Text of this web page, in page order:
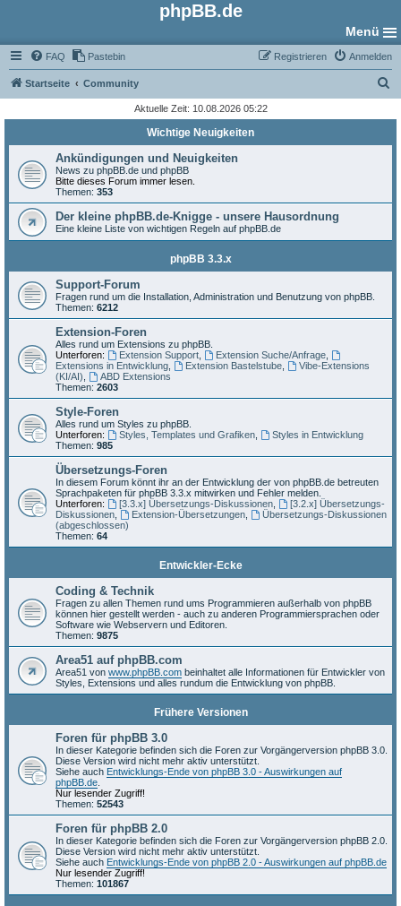
phpBB.de
Menü
FAQ Pastebin Anmelden
Registrieren
Startseite Community
h
Aktuelle Zeit: 10.08.2026 05:22
Wichtige Neuigkeiten
Ankündigungen und Neuigkeiten
News zu phpBB.de und phpBB
Bitte dieses Forum immer lesen.
Themen: 353
Der kleine phpBB.de-Knigge - unsere Hausordnung
Eine kleine Liste von wichtigen Regeln auf phpBB.de
phpBB 3.3.x
Support-Forum
Fragen rund um die Installation, Administration und Benutzung von phpBB.
Themen: 6212
Extension-Foren
Alles rund um Extensions zu phpBB.
Unterforen:
Extension Support, Extension Suche/Anfrage,
Extensions in Entwicklung
Extension Bastelstube,
Vibe-Extensions
(KI/AI)
ABD Extensions
Themen: 2603
Style-Foren
Alles rund um Styles zu phpBB.
Unterforen:
Styles, Templates und Grafiken,
Styles in Entwicklung
Themen: 985
Übersetzungs-Foren
In diesem Forum könnt ihr an der Entwicklung der von phpBB.de betreuten
Sprachpaketen für phpBB 3.3.x mitwirken und Fehler melden.
Unterforen:
[3.3.x] Übersetzungs-Diskussionen,
[3.2.x] Übersetzungs-
Diskussionen
Extension-Übersetzungen,
Übersetzungs-Diskussionen
(abgeschlossen)
Themen: 64
Entwickler-Ecke
Coding & Technik
Fragen zu allen Themen rund ums Programmieren außerhalb von phpBB
können hier gestellt werden - auch zu anderen Programmiersprachen oder
Software wie Webservern und Editoren.
Themen: 9875
Area51 auf phpBB.com
Area51 von www.phpBB.com beinhaltet alle Informationen für Entwickler von
Styles, Extensions und alles rundum die Entwicklung von phpBB.
Frühere Versionen
Foren für phpBB 3.0
In dieser Kategorie befinden sich die Foren zur Vorgängerversion phpBB 3.0.
Diese Version wird nicht mehr aktiv unterstützt.
Siehe auch Entwicklungs-Ende von phpBB 3.0 - Auswirkungen auf
phpBB.de
Nur lesender Zugriff!
Themen: 52543
Foren für phpBB 2.0
In dieser Kategorie befinden sich die Foren zur Vorgängerversion phpBB 2.0.
Diese Version wird nicht mehr aktiv unterstützt.
Siehe auch Entwicklungs-Ende von phpBB 2.0 - Auswirkungen auf phpBB.de
Nur lesender Zugriff!
Themen: 101867